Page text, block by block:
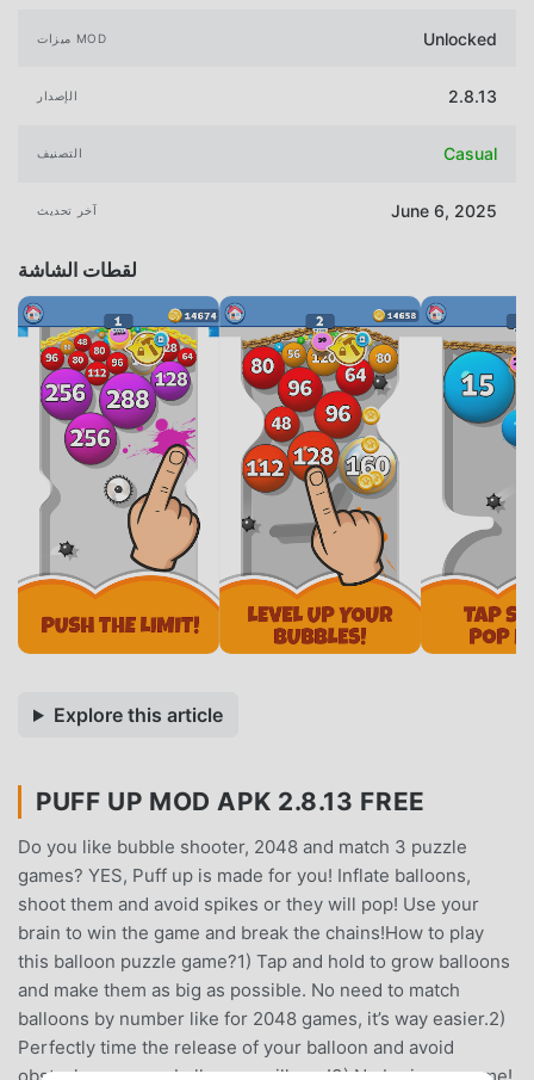
ميزات MOD Unlocked
الإصدار 2.8.13
التصنيف Casual
آخر تحديث June 6, 2025
لقطات الشاشة
Explore this article
PUFF UP MOD APK 2.8.13 FREE
Do you like bubble shooter, 2048 and match 3 puzzle
games? YES, Puff up is made for you! Inflate balloons,
shoot them and avoid spikes or they will pop! Use your
brain to win the game and break the chains!How to play
this balloon puzzle game?1) Tap and hold to grow balloons
and make them as big as possible. No need to match
balloons by number like for 2048 games, it’s way easier.2)
Perfectly time the release of your balloon and avoid